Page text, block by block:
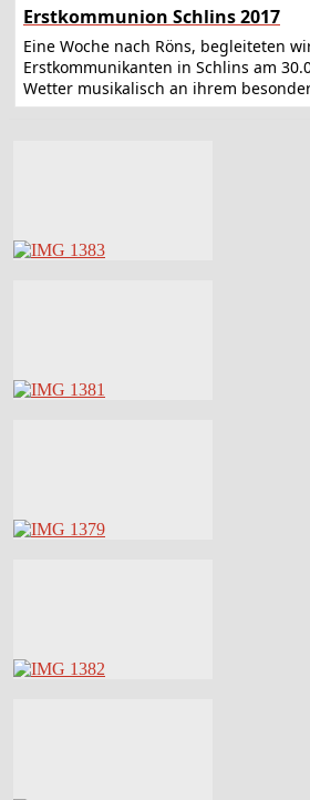
Erstkommunion Schlins 2017
Eine Woche nach Röns, begleiteten
Erstkommunikanten in Schlins am
Wetter musikalisch an ihrem